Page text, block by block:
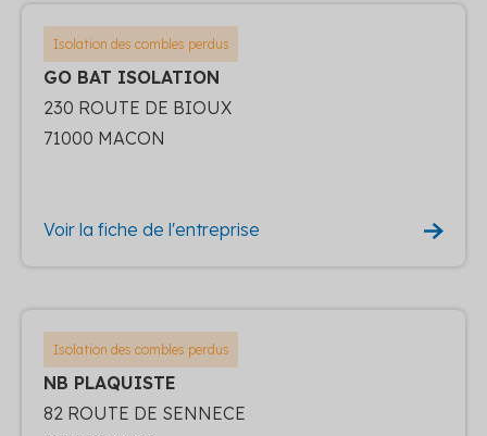
Isolation des combles perdus
GO BAT ISOLATION
230 ROUTE DE BIOUX
71000 MACON
Voir la fiche de l'entreprise
Isolation des combles perdus
NB PLAQUISTE
82 ROUTE DE SENNECE